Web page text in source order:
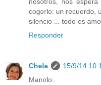
cogerlo: un recuerdo,
silencio ... todo es
Responder
Chela
15/9/14
Manolo: